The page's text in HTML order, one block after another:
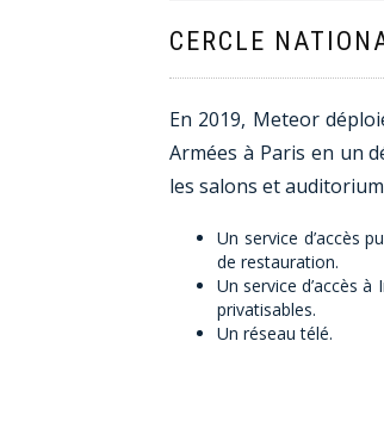
CERCLE
En 2019, Meteor
Armées à Paris en un
les salons et
Un service d’accès
de restauration.
Un service d’accès
privatisables.
Un réseau télé.